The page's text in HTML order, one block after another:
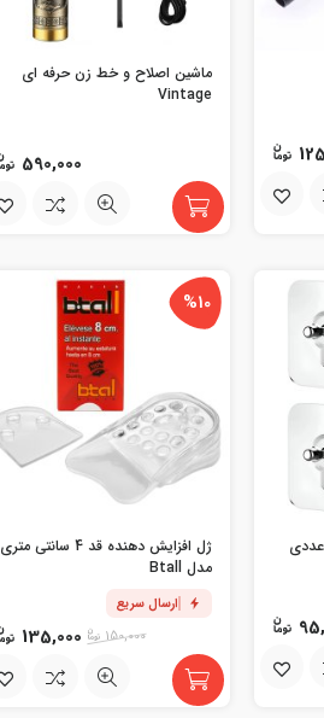
ماشین اصلاح و خط زن حرفه ای
Vintage
590,000
%10
ژل افزایش دهنده قد 4 سانتی متری
مدل Btall
ارسال سریع
150,000
135,000